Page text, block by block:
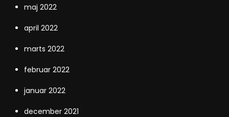
maj 2022
april 2022
marts 2022
februar 2022
januar 2022
december 2021